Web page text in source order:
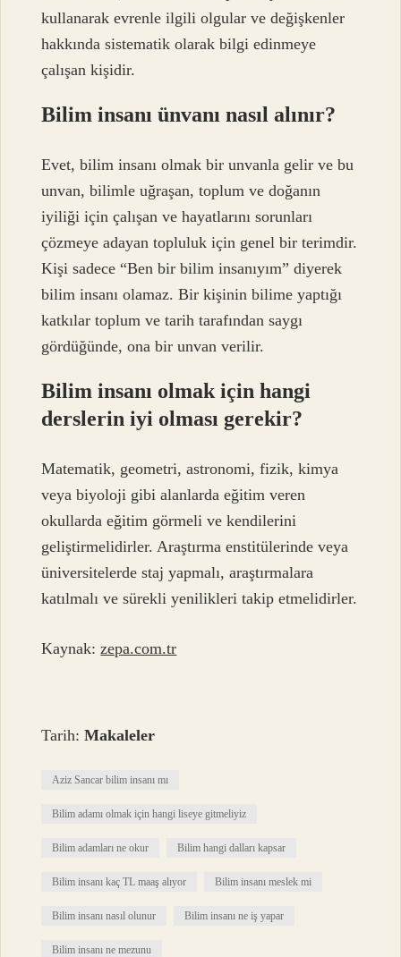
kullanarak evrenle ilgili olgular ve değişkenler
hakkında sistematik olarak bilgi edinmeye
çalışan kişidir.
Bilim insanı ünvanı nasıl alınır?
Evet, bilim insanı olmak bir unvanla gelir ve bu
unvan, bilimle uğraşan, toplum ve doğanın
iyiliği için çalışan ve hayatlarını sorunları
çözmeye adayan topluluk için genel bir terimdir.
Kişi sadece “Ben bir bilim insanıyım” diyerek
bilim insanı olamaz. Bir kişinin bilime yaptığı
katkılar toplum ve tarih tarafından saygı
gördüğünde, ona bir unvan verilir.
Bilim insanı olmak için hangi
derslerin iyi olması gerekir?
Matematik, geometri, astronomi, fizik, kimya
veya biyoloji gibi alanlarda eğitim veren
okullarda eğitim görmeli ve kendilerini
geliştirmelidirler. Araştırma enstitülerinde veya
üniversitelerde staj yapmalı, araştırmalara
katılmalı ve sürekli yenilikleri takip etmelidirler.
Kaynak:zepa.com.tr
Tarih:Makaleler
Aziz Sancar bilim insanı mı
Bilim adamı olmak için hangi liseye gitmeliyiz
Bilim adamları ne okur Bilim hangi dalları kapsar
Bilim insanı kaç TL maaş alıyor Bilim insanı meslek mi
Bilim insanı nasıl olunur Bilim insanı ne iş yapar
Bilim insanı ne mezunu